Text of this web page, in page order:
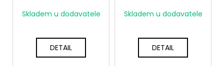
Skladem u dodavatele
DETAIL
Skladem u dodavatele
DETAIL